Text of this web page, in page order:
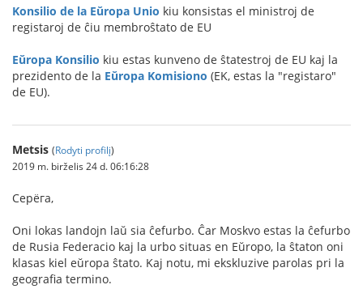
Konsilio de la Eŭropa Unio kiu konsistas el ministroj de
registaroj de ĉiu membroŝtato de EU
Eŭropa Konsilio kiu estas kunveno de ŝtatestroj de EU kaj la
prezidento de la Eŭropa Komisiono (EK, estas la "registaro"
de EU).
Metsis (Rodyti profilį)
2019 m. birželis 24 d. 06:16:28
Серёга,
Oni lokas landojn laŭ sia ĉefurbo. Ĉar Moskvo estas la ĉefurbo
de Rusia Federacio kaj la urbo situas en Eŭropo, la ŝtaton oni
klasas kiel eŭropa ŝtato. Kaj notu, mi ekskluzive parolas pri la
geografia termino.